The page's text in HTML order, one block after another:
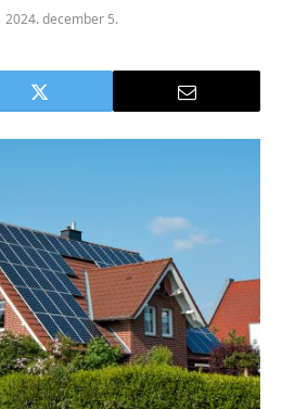
2024. december 5.